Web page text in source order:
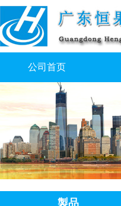
公司首页
製品